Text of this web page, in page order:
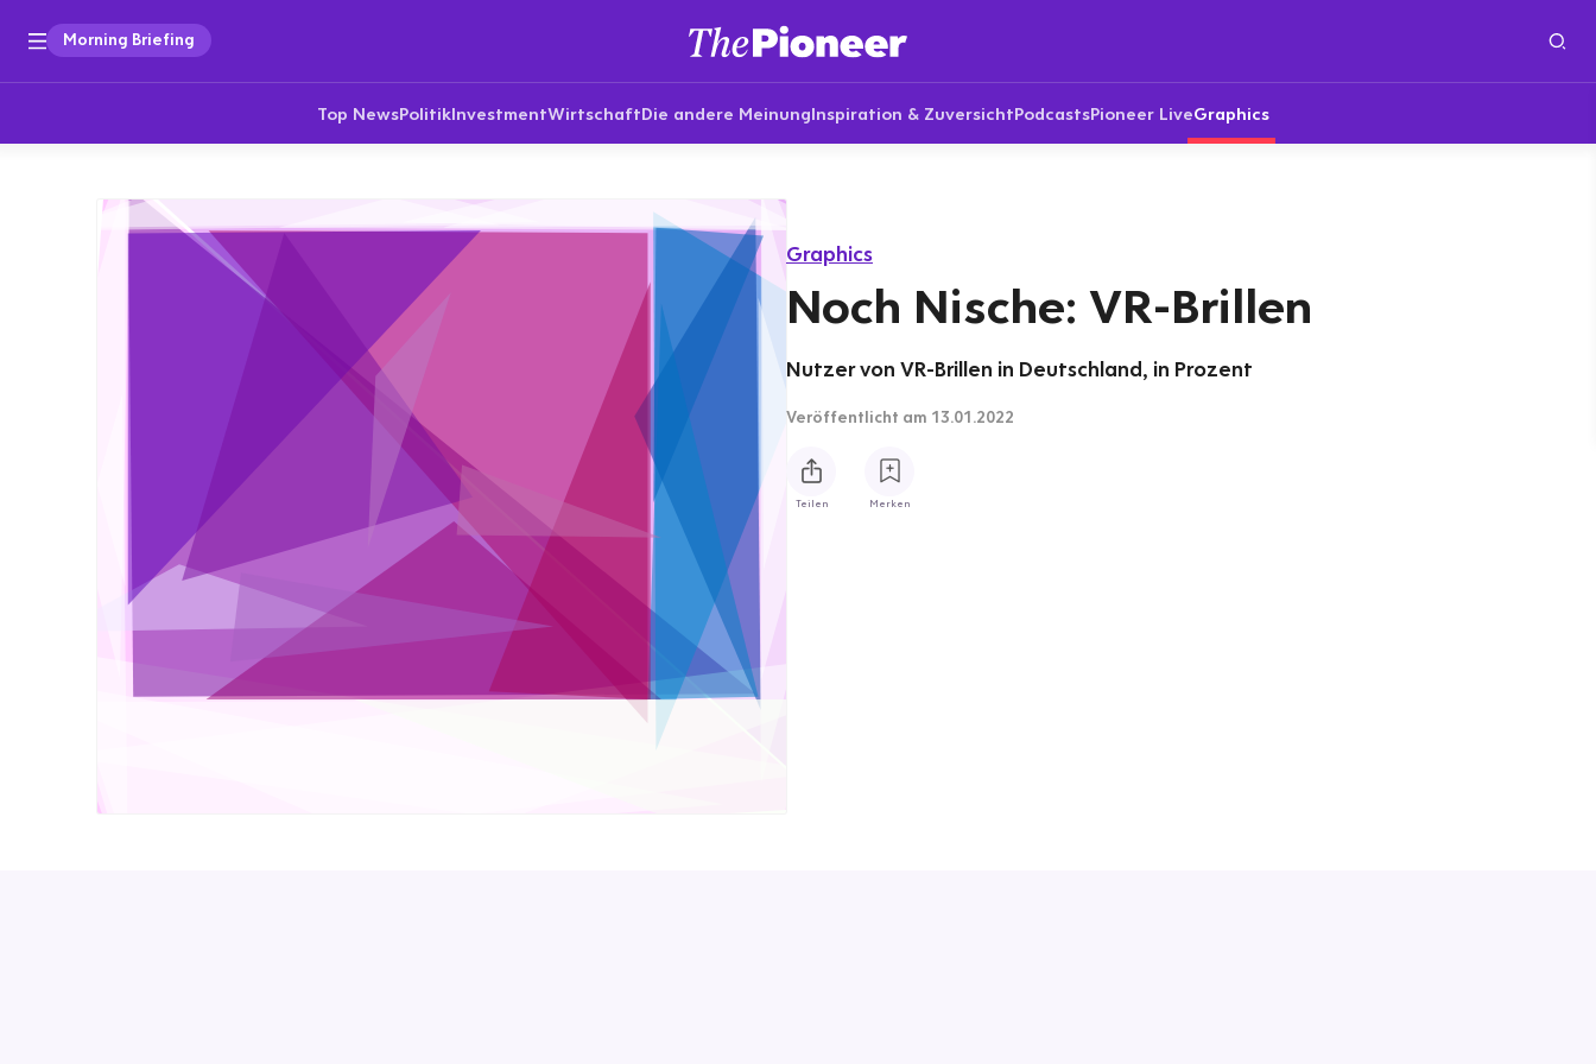
Morning Briefing
Top NewsPolitikInvestmentWirtschaftDie andere MeinungInspiration & ZuversichtPodcastsPioneer LiveGraphics
Graphics
Noch Nische: VR-Brillen
Nutzer von VR-Brillen in Deutschland, in Prozent
Veröffentlicht am 13.01.2022
Teilen Merken